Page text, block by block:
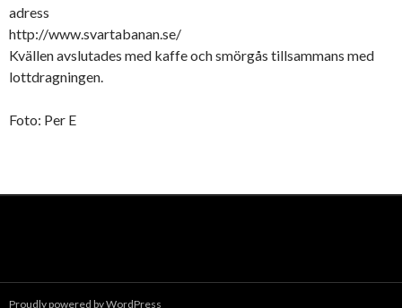
adress
http://www.svartabanan.se/
Kvällen avslutades med kaffe och smörgås tillsammans med
lottdragningen.
Foto: Per E
Proudly powered by WordPress